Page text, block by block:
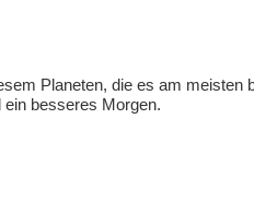
Planeten, die es am meisten
besseres Morgen.